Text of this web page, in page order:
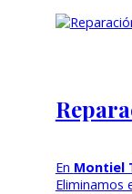
En Montiel
Eliminamos